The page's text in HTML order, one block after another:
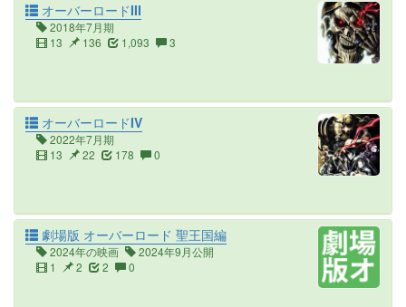
オーバーロードIII
2018年7月期
13
136 1,093 3
オーバーロードIV
2022年7月期
13
22 178 0
劇場版 オーバーロード 聖王国編
2024年の映画
2024年9月公開
1
2 2 0